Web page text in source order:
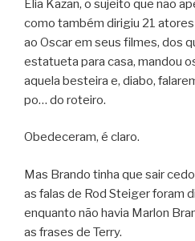
Elia Kazan, o sujeito que não
como também dirigiu 21
ao Oscar em seus filmes, dos
estatueta para casa, mandou
aquela besteira e, diabo,
po… do roteiro.
Obedeceram, é claro.
Mas Brando tinha que sair
as falas de Rod Steiger foram
enquanto não havia Marlon
as frases de Terry.